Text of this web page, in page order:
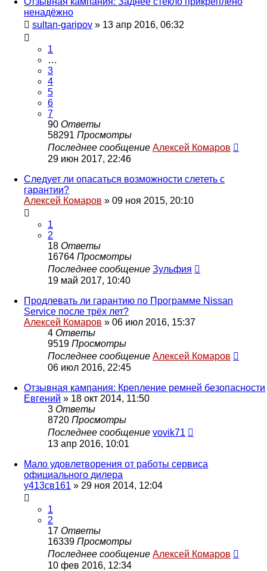
ненадёжно
sultan-garipov » 13 апр 2016, 06:32
1
…
3
4
5
6
7
90 Ответы
58291 Просмотры
Последнее сообщение Алексей Комаров
29 июн 2017, 22:46
Следует ли опасаться возможности слететь с
гарантии?
Алексей Комаров » 09 ноя 2015, 20:10
1
2
18 Ответы
16764 Просмотры
Последнее сообщение Зульфия
19 май 2017, 10:40
Продлевать ли гарантию по Программе Nissan
Service после трёх лет?
Алексей Комаров » 06 июл 2016, 15:37
4 Ответы
9519 Просмотры
Последнее сообщение Алексей Комаров
06 июл 2016, 22:45
Отзывная кампания: Крепление ремней безопасности
Евгений » 18 окт 2014, 11:50
3 Ответы
8720 Просмотры
Последнее сообщение vovik71
13 апр 2016, 10:01
Мало удовлетворения от работы сервиса
официального дилера
у413св161 » 29 ноя 2014, 12:04
1
2
17 Ответы
16339 Просмотры
Последнее сообщение Алексей Комаров
10 фев 2016, 12:34